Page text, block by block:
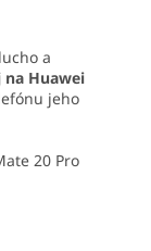
a
na Huawei
jeho
20 Pro